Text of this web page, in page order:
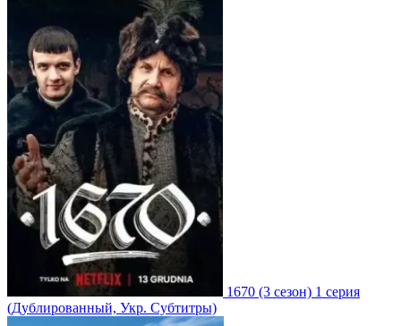
1670 (3 сезон) 1 серия
(Дублированный, Укр. Субтитры)